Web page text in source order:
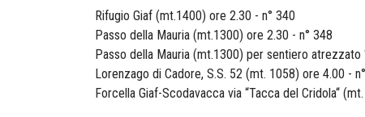
Rifugio Giaf (mt.1400) ore 2.30 - n° 340
Passo della Mauria (mt.1300) ore 2.30 - n° 348
Passo della Mauria (mt.1300) per sentiero atrezzato
Lorenzago di Cadore, S.S. 52 (mt. 1058) ore 4.00 -
Forcella Giaf-Scodavacca via “Tacca del Cridola“